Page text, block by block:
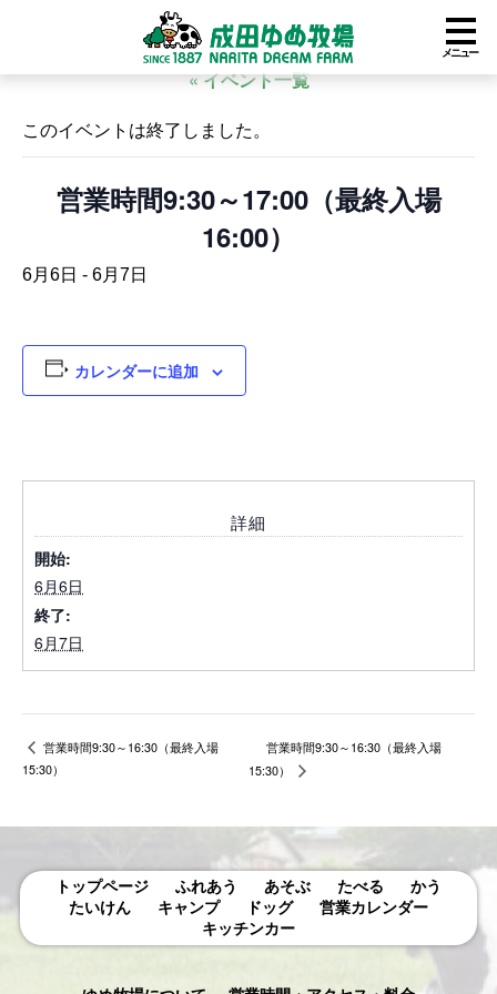
メニュー
« イベント一覧
このイベントは終了しました。
営業時間9:30～17:00（最終入場
16:00）
6月6日 - 6月7日
カレンダーに追加
詳細
開始:
6月6日
終了:
6月7日
営業時間9:30～16:30（最終入場
15:30）
営業時間9:30～16:30（最終入場
15:30）
トップページ ふれあう あそぶ たべる
かう
たいけん
キャンプ ドッグ
営業カレンダー
キッチンカー